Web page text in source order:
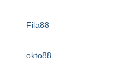
Fila88
okto88